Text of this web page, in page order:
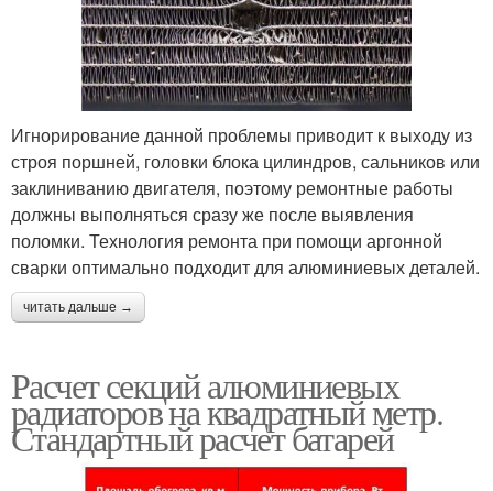
Игнорирование данной проблемы приводит к выходу из
строя поршней, головки блока цилиндров, сальников или
заклиниванию двигателя, поэтому ремонтные работы
должны выполняться сразу же после выявления
поломки. Технология ремонта при помощи аргонной
сварки оптимально подходит для алюминиевых деталей.
читать дальше →
Расчет секций алюминиевых
радиаторов на квадратный метр.
Стандартный расчет батарей